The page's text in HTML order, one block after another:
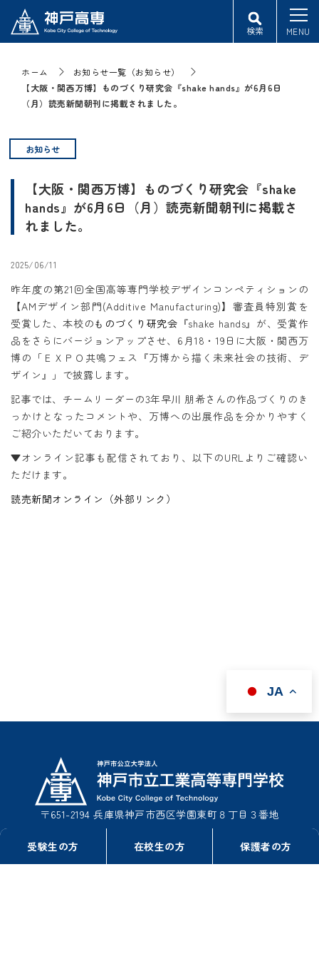
検索 MENU
ホーム
お知らせ一覧（お知らせ）
【大阪・関西万博】ものづくり研究会『shake hands』が6月6日
（月）読売新聞朝刊に掲載されました。
【大阪・関西万博】ものづくり研究会『shake
hands』が6月6日（月）読売新聞朝刊に掲載さ
れました。
お知らせ
2025/06/11
昨年度の第21回全国高等専門学校デザインコンペティションの
【AM デザイン部門(Additive Manufacturing)】審査員特別賞を
受賞した、本校のものづくり研究会 『shake hands』が、受賞作
品をさらにバージョンアップさせ、6月18・19日に大阪・関西万
博の「ＥＸＰＯ共鳴フェス『万博から描く未来社会の技術、デ
ザイン』」で披露します。
記事では、チームリーダーの3年早川 朋希さんの作品づくりのき
っかけとなったコメントや、万博への出展作品を分かりやすく
ご紹介いただいております。
▼オンライン記事も配信されており、以下のURLよりご確認い
ただけます。
読売新聞オンライン（外部リンク）
JA
受験生の方 在校生の方 保護者の方
〒651-2194 兵庫県神戸市西区学園東町８丁目３番地
TEL : 078-795-3311（事務室総務課）